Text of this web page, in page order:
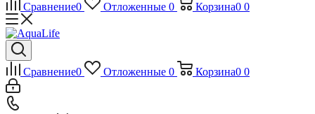
Сравнение0 Отложенные 0 Корзина0 0
Сравнение0 Отложенные 0 Корзина0 0